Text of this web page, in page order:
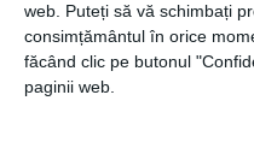
web. Puteți să vă schimbați
consimțământul în orice
făcând clic pe butonul
paginii web.
Femeia cu care te vei
întâlnire? Preia tu
părea sexy acest aspect.